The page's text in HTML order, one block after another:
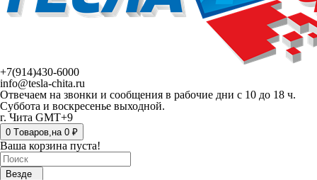
+7(914)430-6000
info@tesla-chita.ru
Отвечаем на звонки и сообщения в рабочие дни с 10 до 18 ч.
Суббота и воскресенье выходной.
г. Чита GMT+9
0 Tоваров,на 0 ₽
Ваша корзина пуста!
Везде